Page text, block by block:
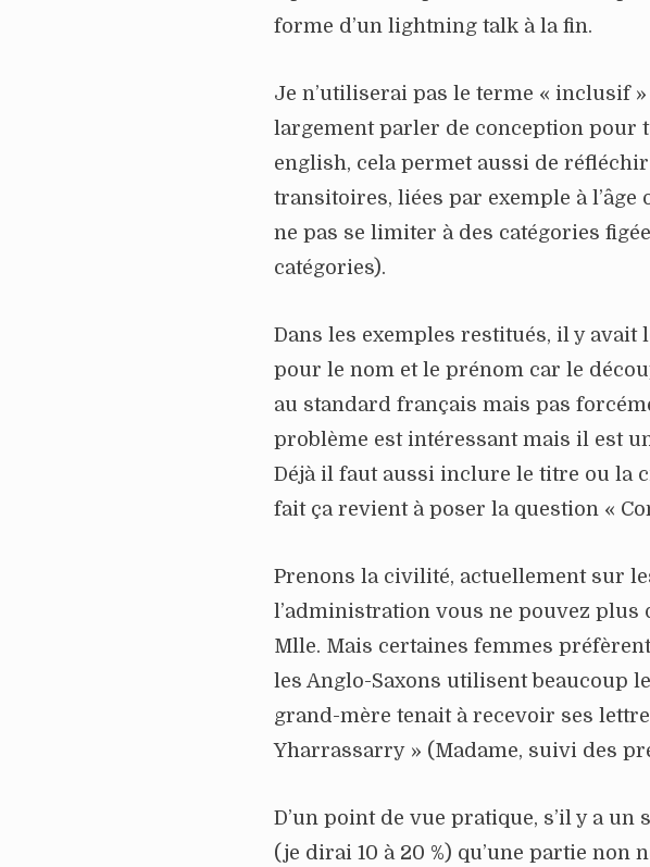
forme d’un lightning talk à la fin.
Je n’utiliserai pas le terme « inclusif
largement parler de conception pour
english, cela permet aussi de
transitoires, liées par exemple à
ne pas se limiter à des catégories
catégories).
Dans les exemples restitués, il y
pour le nom et le prénom car le
au standard français mais pas
problème est intéressant mais il est
Déjà il faut aussi inclure le titre ou la
fait ça revient à poser la question «
Prenons la civilité, actuellement sur
l’administration vous ne pouvez plus
Mlle. Mais certaines femmes
les Anglo-Saxons utilisent beaucoup
grand-mère tenait à recevoir ses
Yharrassarry » (Madame, suivi des
D’un point de vue pratique, s’il y a
(je dirai 10 à 20 %) qu’une partie non